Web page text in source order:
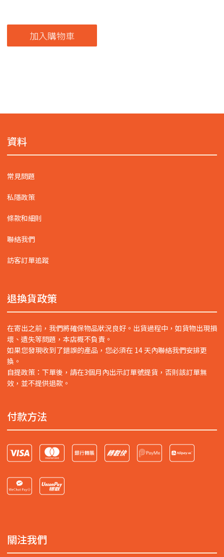
加入購物車
資料
常見問題
私隱政策
條款和細則
聯絡我們
訪客訂單追蹤
退換貨政策
在寄出之前，我們將確保物品狀況良好。出貨過程中，如貨物出現損
壞、遺失等問題，本店概不負責。
如果您發現收到了錯誤的產品，您必須在 14 天內聯絡我們安排更
換。
自提政策：下單後，請在3個月內出示訂單號提貨，否則該訂單無
效，並不提供退款。
付款方法
關注我們